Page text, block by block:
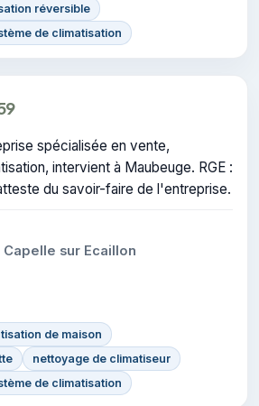
réversible
de climatisation
spécialisée en vente,
intervient à Maubeuge. RGE :
du savoir-faire de l'entreprise.
sur Ecaillon
de maison
nettoyage de climatiseur
de climatisation